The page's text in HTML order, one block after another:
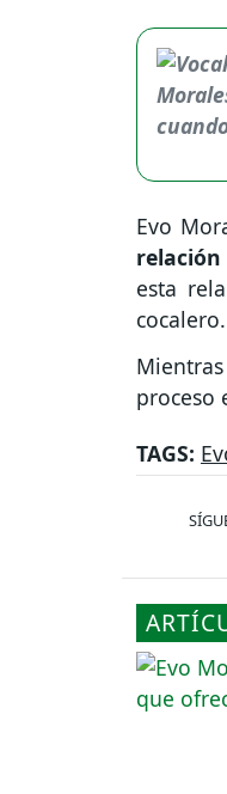
Evo
relación
esta
cocalero.
proceso
TAGS: